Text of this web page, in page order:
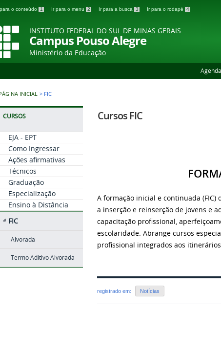
o conteúdo 1 Ir para o menu 2 Ir para a busca 3 Ir para o rodapé 4
INSTITUTO FEDERAL DO SUL DE MINAS GERAIS
Campus Pouso Alegre
Ministério da Educação
INICIAL > FIC
CURSOS
EJA - EPT
Como Ingressar
Ações afirmativas
Técnicos
Graduação
Especialização
Ensino à Distância
FIC
Alvorada
Termo Aditivo Alvorada
Cursos FIC
A formação inicial e continuada
a inserção e reinserção de jovens e
capacitação profissional,
escolaridade. Abrange cursos
profissional integrados aos
registrado em: Notícias